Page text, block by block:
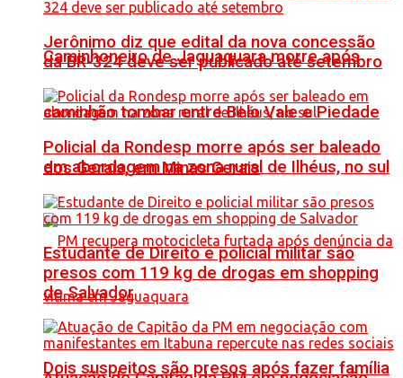
Caminhoneiro de Jaguaquara morre após
caminhão tombar entre Belo Vale e Piedade
dos Gerais, em Minas Gerais
Dois suspeitos são presos após fazer família
Jerônimo diz que edital da nova concessão
da BR-324 deve ser publicado até setembro
Policial da Rondesp morre após ser baleado
em abordagem na zona rural de Ilhéus, no sul
Estudante de Direito e policial militar são
presos com 119 kg de drogas em shopping
de Salvador